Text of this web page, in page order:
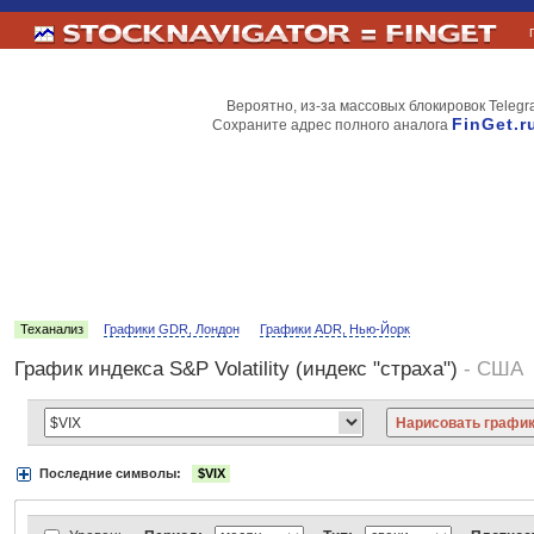
Вероятно, из-за массовых блокировок
Сохраните адрес полного аналога
Теханализ Графики GDR, Лондон Графики ADR, Нью-Йорк
График индекса S&P Volatility (индекс "страха") - США
Последние символы:
$VIX
АДР Нью-Йорк:
Вымпелком Газпром Газпромнефть Киви ЛУКойл